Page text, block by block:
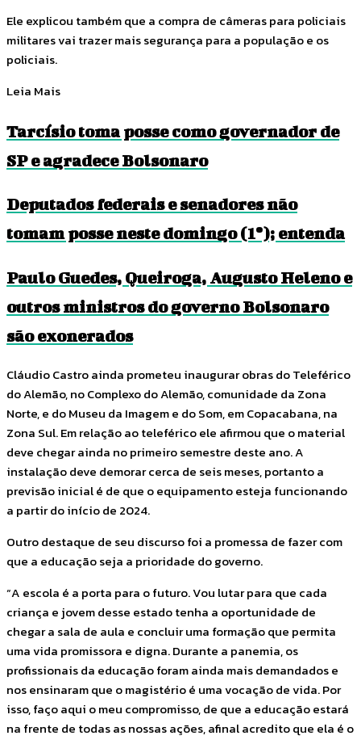
Ele explicou também que a compra de câmeras para policiais
militares vai trazer mais segurança para a população e os
policiais.
Leia Mais
Tarcísio toma posse como governador de
SP e agradece Bolsonaro
Deputados federais e senadores não
tomam posse neste domingo (1º); entenda
Paulo Guedes, Queiroga, Augusto Heleno e
outros ministros do governo Bolsonaro
são exonerados
Cláudio Castro ainda prometeu inaugurar obras do Teleférico
do Alemão, no Complexo do Alemão, comunidade da Zona
Norte, e do Museu da Imagem e do Som, em Copacabana, na
Zona Sul. Em relação ao teleférico ele afirmou que o material
deve chegar ainda no primeiro semestre deste ano. A
instalação deve demorar cerca de seis meses, portanto a
previsão inicial é de que o equipamento esteja funcionando
a partir do início de 2024.
Outro destaque de seu discurso foi a promessa de fazer com
que a educação seja a prioridade do governo.
“A escola é a porta para o futuro. Vou lutar para que cada
criança e jovem desse estado tenha a oportunidade de
chegar a sala de aula e concluir uma formação que permita
uma vida promissora e digna. Durante a panemia, os
profissionais da educação foram ainda mais demandados e
nos ensinaram que o magistério é uma vocação de vida. Por
isso, faço aqui o meu compromisso, de que a educação estará
na frente de todas as nossas ações, afinal acredito que ela é o